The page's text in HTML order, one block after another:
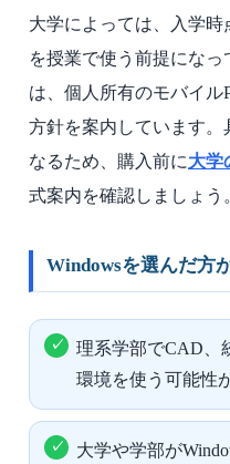
大学によっては、入学時
を授業で使う前提にな
は、個人所有のモバイ
方針を案内しています
なるため、購入前に大学
式案内を確認しましょう
Windowsを選んだ方
理系学部でCAD、
環境を使う可能性
大学や学部が